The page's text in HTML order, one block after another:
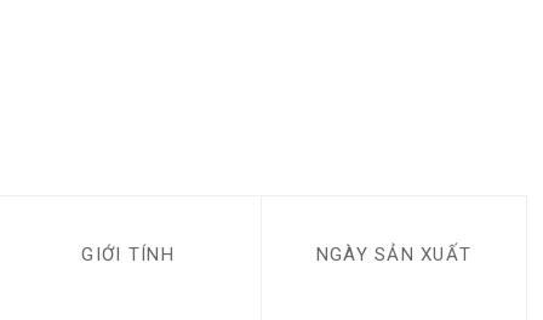
GIỚI TÍNH NGÀY SẢN XUẤT